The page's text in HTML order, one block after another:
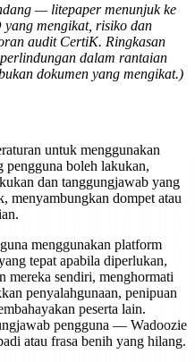
— litepaper menunjuk ke
yang mengikat, risiko dan
audit CertiK. Ringkasan
dalam rantaian
dokumen yang mengikat.)
untuk menggunakan
boleh lakukan,
dan tanggungjawab yang
menyambungkan dompet atau
menggunakan platform
tepat apabila diperlukan,
mereka sendiri, menghormati
penyalahgunaan, penipuan
peserta lain.
pengguna — Wadoozie
atau frasa benih yang hilang.